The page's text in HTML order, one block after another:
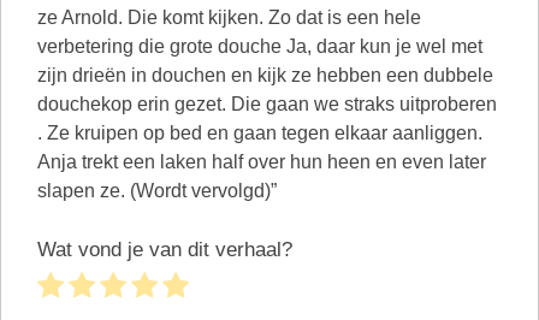
ze Arnold. Die komt kijken. Zo dat is een hele
verbetering die grote douche Ja, daar kun je wel met
zijn drieën in douchen en kijk ze hebben een dubbele
douchekop erin gezet. Die gaan we straks uitproberen
. Ze kruipen op bed en gaan tegen elkaar aanliggen.
Anja trekt een laken half over hun heen en even later
slapen ze. (Wordt vervolgd)”
Wat vond je van dit verhaal?